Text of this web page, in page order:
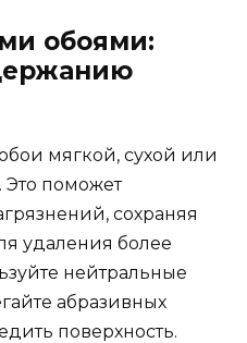
обоями:
мягкой, сухой или
Это поможет
сохраняя
удаления более
нейтральные
абразивных
поверхность.